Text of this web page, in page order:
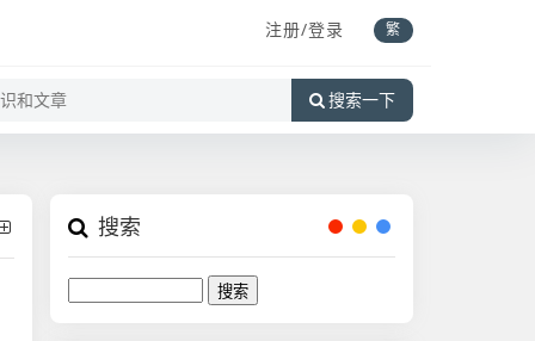
注册/登录 繁
搜索一下
搜索